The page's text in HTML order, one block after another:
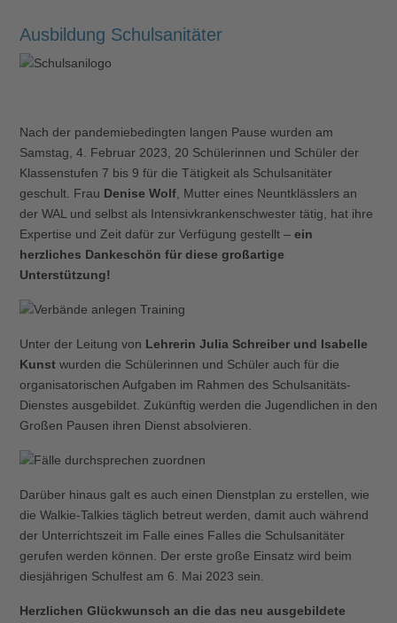
Ausbildung Schulsanitäter
Nach der pandemiebedingten langen Pause wurden am
Samstag, 4. Februar 2023, 20 Schülerinnen und Schüler der
Klassenstufen 7 bis 9 für die Tätigkeit als Schulsanitäter
geschult. Frau Denise Wolf , Mutter eines Neuntklässlers an
der WAL und selbst als Intensivkrankenschwester tätig, hat ihre
Expertise und Zeit dafür zur Verfügung gestellt – ein
herzliches Dankeschön für diese großartige
Unterstützung!
Unter der Leitung von Lehrerin Julia Schreiber und Isabelle
Kunst wurden die Schülerinnen und Schüler auch für die
organisatorischen Aufgaben im Rahmen des Schulsanitäts-
Dienstes ausgebildet. Zukünftig werden die Jugendlichen in den
Großen Pausen ihren Dienst absolvieren.
Darüber hinaus galt es auch einen Dienstplan zu erstellen, wie
die Walkie-Talkies täglich betreut werden, damit auch während
der Unterrichtszeit im Falle eines Falles die Schulsanitäter
gerufen werden können. Der erste große Einsatz wird beim
diesjährigen Schulfest am 6. Mai 2023 sein.
Herzlichen Glückwunsch an die das neu ausgebildete